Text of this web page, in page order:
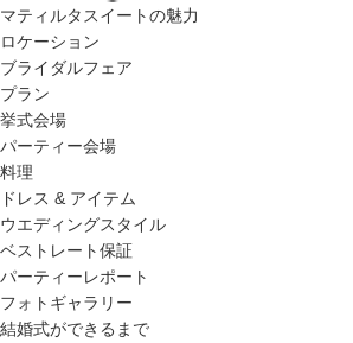
マティルタスイートの魅力
ロケーション
ブライダルフェア
プラン
挙式会場
パーティー会場
料理
ドレス & アイテム
ウエディングスタイル
ベストレート保証
パーティーレポート
フォトギャラリー
結婚式ができるまで